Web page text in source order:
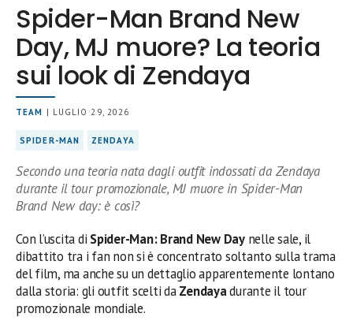
Spider-Man Brand New
Day, MJ muore? La teoria
sui look di Zendaya
TEAM | LUGLIO 29, 2026
SPIDER-MAN ZENDAYA
Secondo una teoria nata dagli outfit indossati da Zendaya
durante il tour promozionale, MJ muore in Spider-Man
Brand New day: è così?
Con l’uscita di Spider-Man: Brand New Daynelle sale, il
dibattito tra i fan non si è concentrato soltanto sulla trama
del film, ma anche su un dettaglio apparentemente lontano
dalla storia: gli outfit scelti daZendayadurante il tour
promozionale mondiale.